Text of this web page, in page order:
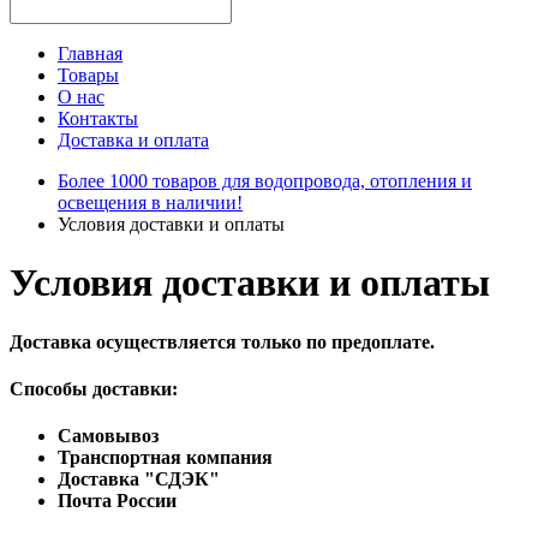
Главная
Товары
О нас
Контакты
Доставка и оплата
Более 1000 товаров для водопровода, отопления и
освещения в наличии!
Условия доставки и оплаты
Условия доставки и оплаты
Доставка осуществляется только по предоплате.
Способы доставки:
Самовывоз
Транспортная компания
Доставка "СДЭК"
Почта России